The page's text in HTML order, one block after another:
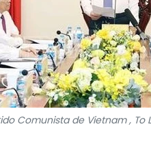
Comunista de Vietnam , To